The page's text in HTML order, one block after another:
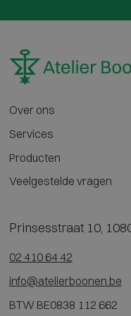
Over ons
Services
Producten
Veelgestelde vragen
Prinsesstraat 10,
02 410 64 42
info@atelierboonen.be
BTW BE0838 112 662